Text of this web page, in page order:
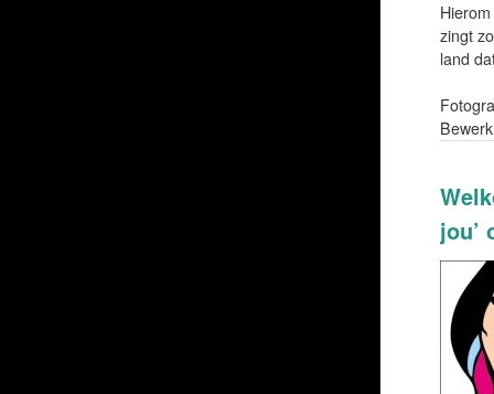
zingt
land
jou’